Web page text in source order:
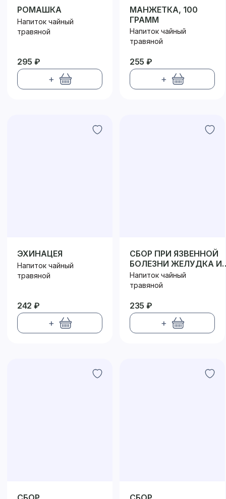
РОМАШКА
Напиток чайный
травяной
295 ₽
+
МАНЖЕТКА, 100
ГРАММ
Напиток чайный
травяной
255 ₽
+
ЭХИНАЦЕЯ
Напиток чайный
травяной
242 ₽
+
СБОР ПРИ ЯЗВЕННОЙ
БОЛЕЗНИ ЖЕЛУДКА И
КИШКИ
Напиток чайный
травяной
235 ₽
+